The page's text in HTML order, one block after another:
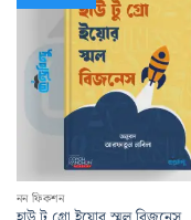
নন ফিকশন